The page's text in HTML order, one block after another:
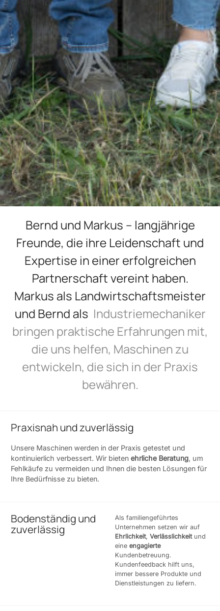
Bernd und Markus – langjährige
Freunde, die ihre Leidenschaft und
Expertise in einer erfolgreichen
Partnerschaft vereint haben.
Markus als Landwirtschaftsmeister
und Bernd als Industriemechaniker
bringen praktische Erfahrungen mit,
die uns helfen, Maschinen zu
entwickeln, die sich in der Praxis
bewähren.
Praxisnah und zuverlässig
Unsere Maschinen werden in der Praxis getestet und
kontinuierlich verbessert. Wir bieten ehrliche Beratung, um
Fehlkäufe zu vermeiden und Ihnen die besten Lösungen für
Ihre Bedürfnisse zu bieten.
Bodenständig und
zuverlässig
Als familiengeführtes
Unternehmen setzen wir auf
Ehrlichkeit, Verlässlichkeitund
eine engagierte
Kundenbetreuung.
Kundenfeedback hilft uns,
immer bessere Produkte und
Dienstleistungen zu liefern.